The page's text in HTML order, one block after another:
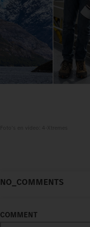
NO_COMMENTS
COMMENT